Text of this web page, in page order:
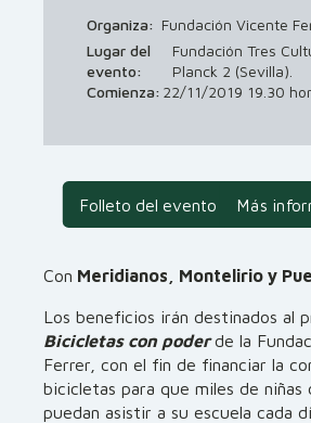
Organiza: Fundación Vicente
Lugar del
evento:
Fundación Tres
Planck 2 (Sevilla).
Comienza: 22/11/2019 19.30
Folleto del evento Más
Con Meridianos, Montelirio y
Los beneficios irán destinados al
Bicicletas con poder de la
Ferrer, con el fin de financiar la
bicicletas para que miles de niñas
puedan asistir a su escuela cada